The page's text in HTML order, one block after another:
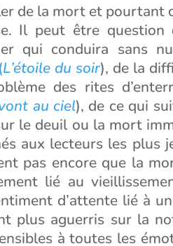
de la mort et pourtant
Il peut être
qui conduira sans
(L’étoile du soir), de la
des rites
au ciel), de ce qui
le deuil ou la mort
aux lecteurs les plus
pas encore que la
lié au
d’attente lié à
plus aguerris sur la
à toutes les